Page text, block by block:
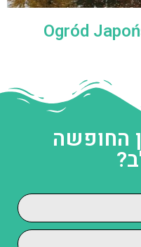
החופשה